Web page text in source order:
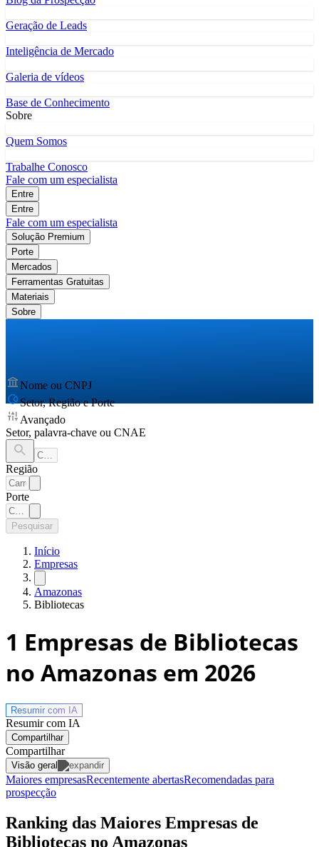
Geração de Leads
Inteligência de Mercado
Galeria de vídeos
Base de Conhecimento
Sobre
Quem Somos
Trabalhe Conosco
Fale com um especialista
Entre
Entre
Fale com um especialista
Solução Premium
Porte
Mercados
Ferramentas Gratuitas
Materiais
Sobre
Nome ou CNPJ
Setor, Região e Porte
Avançado
Setor, palavra-chave ou CNAE
Região
Porte
Pesquisar
Início
Empresas
Amazonas
Bibliotecas
1 Empresas de Bibliotecas
no Amazonas em 2026
Resumir com IA
Resumir com IA
Compartilhar
Compartilhar
Visão geral
Maiores empresasRecentemente abertasRecomendadas para
prospecção
Ranking das Maiores Empresas de
Bibliotecas no Amazonas